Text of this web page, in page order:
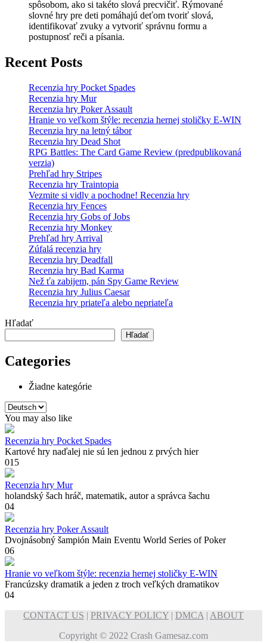
spôsobom, ako si takéto slová precvičiť. Rýmované
slovné hry pre deti pomáhajú deťom tvoriť slová,
identifikovať zvuky a vytvoriť správnu formu a
postupnosť reči a písania.
Recent Posts
Recenzia hry Pocket Spades
Recenzia hry Mur
Recenzia hry Poker Assault
Hranie vo veľkom štýle: recenzia hernej stoličky E-WIN
Recenzia hry na letný tábor
Recenzia hry Dead Shot
RPG Battles: The Card Game Review (predpublikovaná
verzia)
Prehľad hry Stripes
Recenzia hry Traintopia
Vezmite si vidly a pochodne! Recenzia hry
Recenzia hry Fences
Recenzia hry Gobs of Jobs
Recenzia hry Monkey
Prehľad hry Arrival
Zúfalá recenzia hry
Recenzia hry Deadfall
Recenzia hry Bad Karma
Než ťa zabijem, pán Spy Game Review
Recenzia hry Julius Caesar
Recenzia hry priateľa alebo nepriateľa
Hľadať
Hľadať
Categories
Žiadne kategórie
Vyberte
jazyk
You may also like
Recenzia hry Pocket Spades
Kartové hry naďalej nie sú len jednou z prvých hier
015
Recenzia hry Mur
holandský šach hráč, matematik, autor a správca šachu
04
Recenzia hry Poker Assault
Dvojnásobný šampión Main Eventu World Series of Poker
06
Hranie vo veľkom štýle: recenzia hernej stoličky E-WIN
Francúzsky dramatik a jeden z troch veľkých dramatikov
04
CONTACT US | PRIVACY POLICY | DMCA | ABOUT
Copyright © 2022 Crash Gamesaz.com